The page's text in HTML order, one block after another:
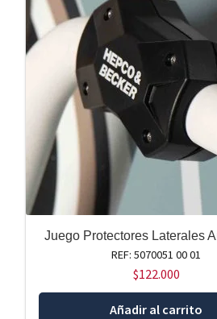
Juego Protectores Laterales
REF: 5070051 00 01
$122.000
Añadir al carrito